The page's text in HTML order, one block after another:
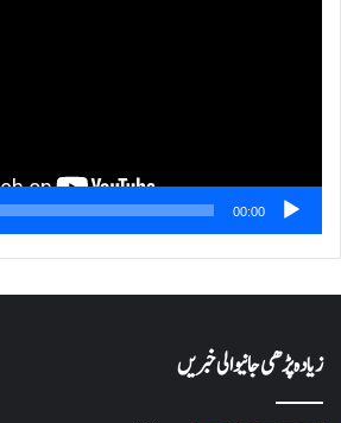
00:00
زیادہ پڑھی جانیوالی خبریں